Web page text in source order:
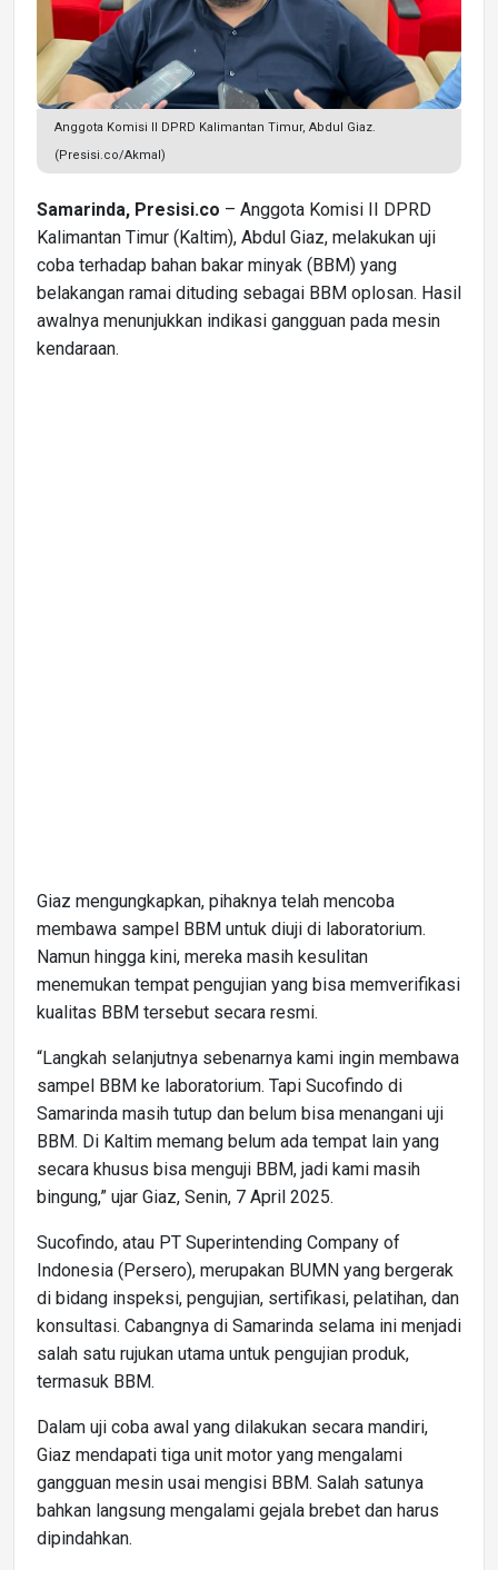
Anggota Komisi II DPRD Kalimantan Timur, Abdul Giaz.
(Presisi.co/Akmal)
Samarinda, Presisi.co – Anggota Komisi II DPRD
Kalimantan Timur (Kaltim), Abdul Giaz, melakukan uji
coba terhadap bahan bakar minyak (BBM) yang
belakangan ramai dituding sebagai BBM oplosan. Hasil
awalnya menunjukkan indikasi gangguan pada mesin
kendaraan.
Giaz mengungkapkan, pihaknya telah mencoba
membawa sampel BBM untuk diuji di laboratorium.
Namun hingga kini, mereka masih kesulitan
menemukan tempat pengujian yang bisa memverifikasi
kualitas BBM tersebut secara resmi.
“Langkah selanjutnya sebenarnya kami ingin membawa
sampel BBM ke laboratorium. Tapi Sucofindo di
Samarinda masih tutup dan belum bisa menangani uji
BBM. Di Kaltim memang belum ada tempat lain yang
secara khusus bisa menguji BBM, jadi kami masih
bingung,” ujar Giaz, Senin, 7 April 2025.
Sucofindo, atau PT Superintending Company of
Indonesia (Persero), merupakan BUMN yang bergerak
di bidang inspeksi, pengujian, sertifikasi, pelatihan, dan
konsultasi. Cabangnya di Samarinda selama ini menjadi
salah satu rujukan utama untuk pengujian produk,
termasuk BBM.
Dalam uji coba awal yang dilakukan secara mandiri,
Giaz mendapati tiga unit motor yang mengalami
gangguan mesin usai mengisi BBM. Salah satunya
bahkan langsung mengalami gejala brebet dan harus
dipindahkan.